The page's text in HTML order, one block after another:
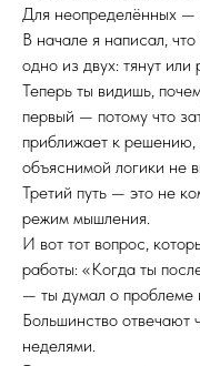
Для неопределённых —
В начале я написал,
одно из двух: тянут
Теперь ты видишь,
первый — потому что
приближает к
объяснимой логики не
Третий путь — это не
режим мышления.
И вот тот вопрос,
работы: «Когда ты
— ты думал о проблеме
Большинство
неделями.